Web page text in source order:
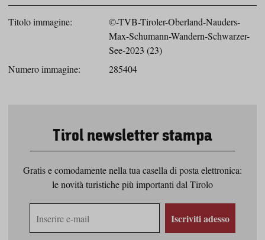
Titolo immagine:
©-TVB-Tiroler-Oberland-Nauders-
Max-Schumann-Wandern-Schwarzer-
See-2023 (23)
Numero immagine:
285404
Tirol newsletter stampa
Gratis e comodamente nella tua casella di posta elettronica:
le novità turistiche più importanti dal Tirolo
Iscriviti adesso